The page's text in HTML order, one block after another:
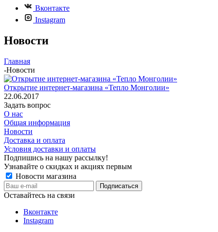
Вконтакте
Instagram
Новости
Главная
-Новости
Открытие интернет-магазина «Тепло Монголии»
22.06.2017
Задать вопрос
О нас
Общая информация
Новости
Доставка и оплата
Условия доставки и оплаты
Подпишись на нашу рассылку!
Узнавайте о скидках и акциях первым
Новости магазина
Оставайтесь на связи
Вконтакте
Instagram